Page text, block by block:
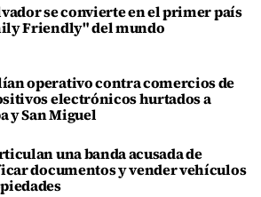
se convierte en el primer país
Friendly" del mundo
operativo contra comercios de
electrónicos hurtados a
y San Miguel
una banda acusada de
documentos y vender vehículos